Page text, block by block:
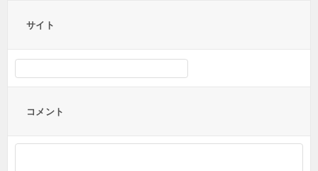
サイト
コメント